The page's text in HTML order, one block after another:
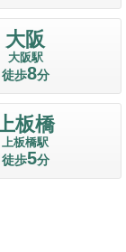
大阪
大阪駅
徒歩8分
板橋
上板橋駅
徒歩5分